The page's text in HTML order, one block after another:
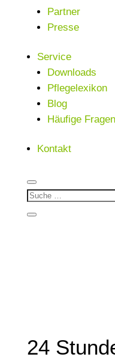
Partner
Presse
Service
Downloads
Pflegelexikon
Blog
Häufige Fragen
Kontakt
24